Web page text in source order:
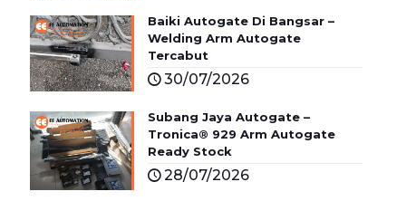
Baiki Autogate Di Bangsar –
Welding Arm Autogate
Tercabut
30/07/2026
Subang Jaya Autogate –
Tronica® 929 Arm Autogate
Ready Stock
28/07/2026